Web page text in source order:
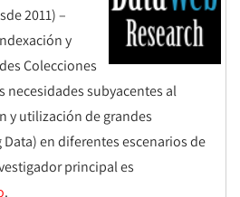
2011) –
y
Colecciones
necesidades subyacentes al
y utilización de grandes
en diferentes escenarios de
principal es
.